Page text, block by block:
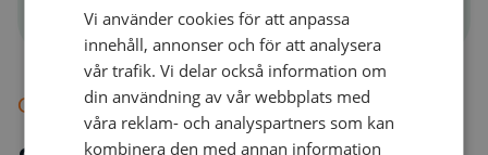
Collaboration
Vi använder cookies för att anpassa
innehåll, annonser och för att analysera
vår trafik. Vi delar också information om
din användning av vår webbplats med
våra reklam- och analyspartners som kan
kombinera den med annan information